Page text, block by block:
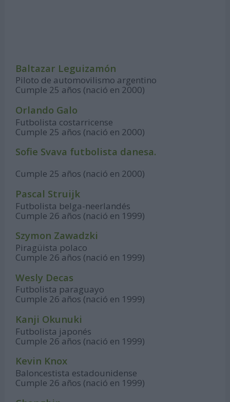
Baltazar Leguizamón
Piloto de automovilismo argentino
Cumple 25 años (nació en 2000)
Orlando Galo
Futbolista costarricense
Cumple 25 años (nació en 2000)
Sofie Svava futbolista danesa.
Cumple 25 años (nació en 2000)
Pascal Struijk
Futbolista belga-neerlandés
Cumple 26 años (nació en 1999)
Szymon Zawadzki
Piragüista polaco
Cumple 26 años (nació en 1999)
Wesly Decas
Futbolista paraguayo
Cumple 26 años (nació en 1999)
Kanji Okunuki
Futbolista japonés
Cumple 26 años (nació en 1999)
Kevin Knox
Baloncestista estadounidense
Cumple 26 años (nació en 1999)